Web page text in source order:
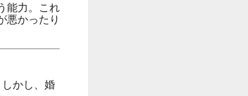
能力。これ
悪かったり
かし、婚